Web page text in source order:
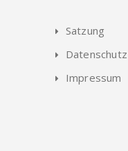
Satzung
Datenschutz
Impressum